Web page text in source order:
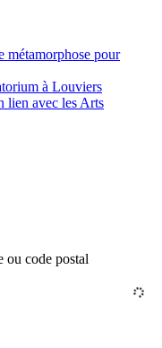
métamorphose pour
à Louviers
lien avec les Arts
ou code postal